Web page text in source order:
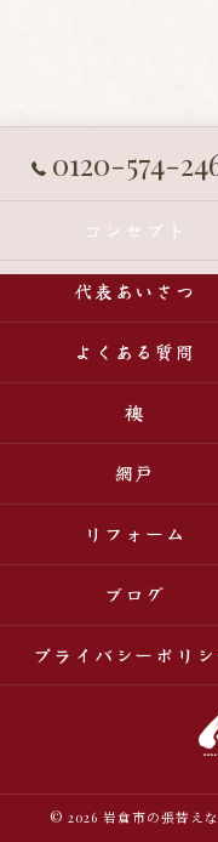
0120-574-
コンセプト
代表あいさつ
よくある質問
襖
網戸
リフォーム
ブログ
プライバシーポリ
© 2026 岩倉市の張替え